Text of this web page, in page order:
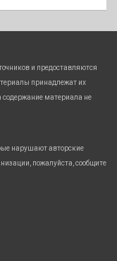
и предоставляются
принадлежат их
содержание материала не
нарушают авторские
пожалуйста, сообщите